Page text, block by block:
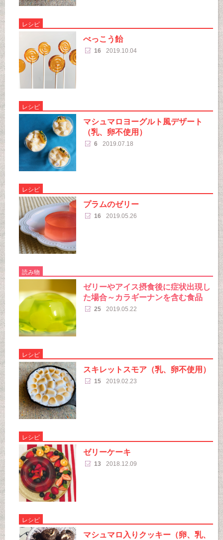
レシピ
べっこう飴
16 2019.10.04
レシピ
マシュマロヨーグルト風デザート
（乳、卵不使用）
6 2019.07.18
レシピ
プラムのゼリー
16 2019.05.26
読み物
ゼリーやアイス摂食後に症状出現し
た場合～カラギーナンを含む食品
25 2019.05.22
レシピ
スキレットスモア（乳、卵不使用）
15 2019.02.23
レシピ
ゼリーケーキ
13 2018.12.09
レシピ
マシュマロ入りクッキー（卵、乳、